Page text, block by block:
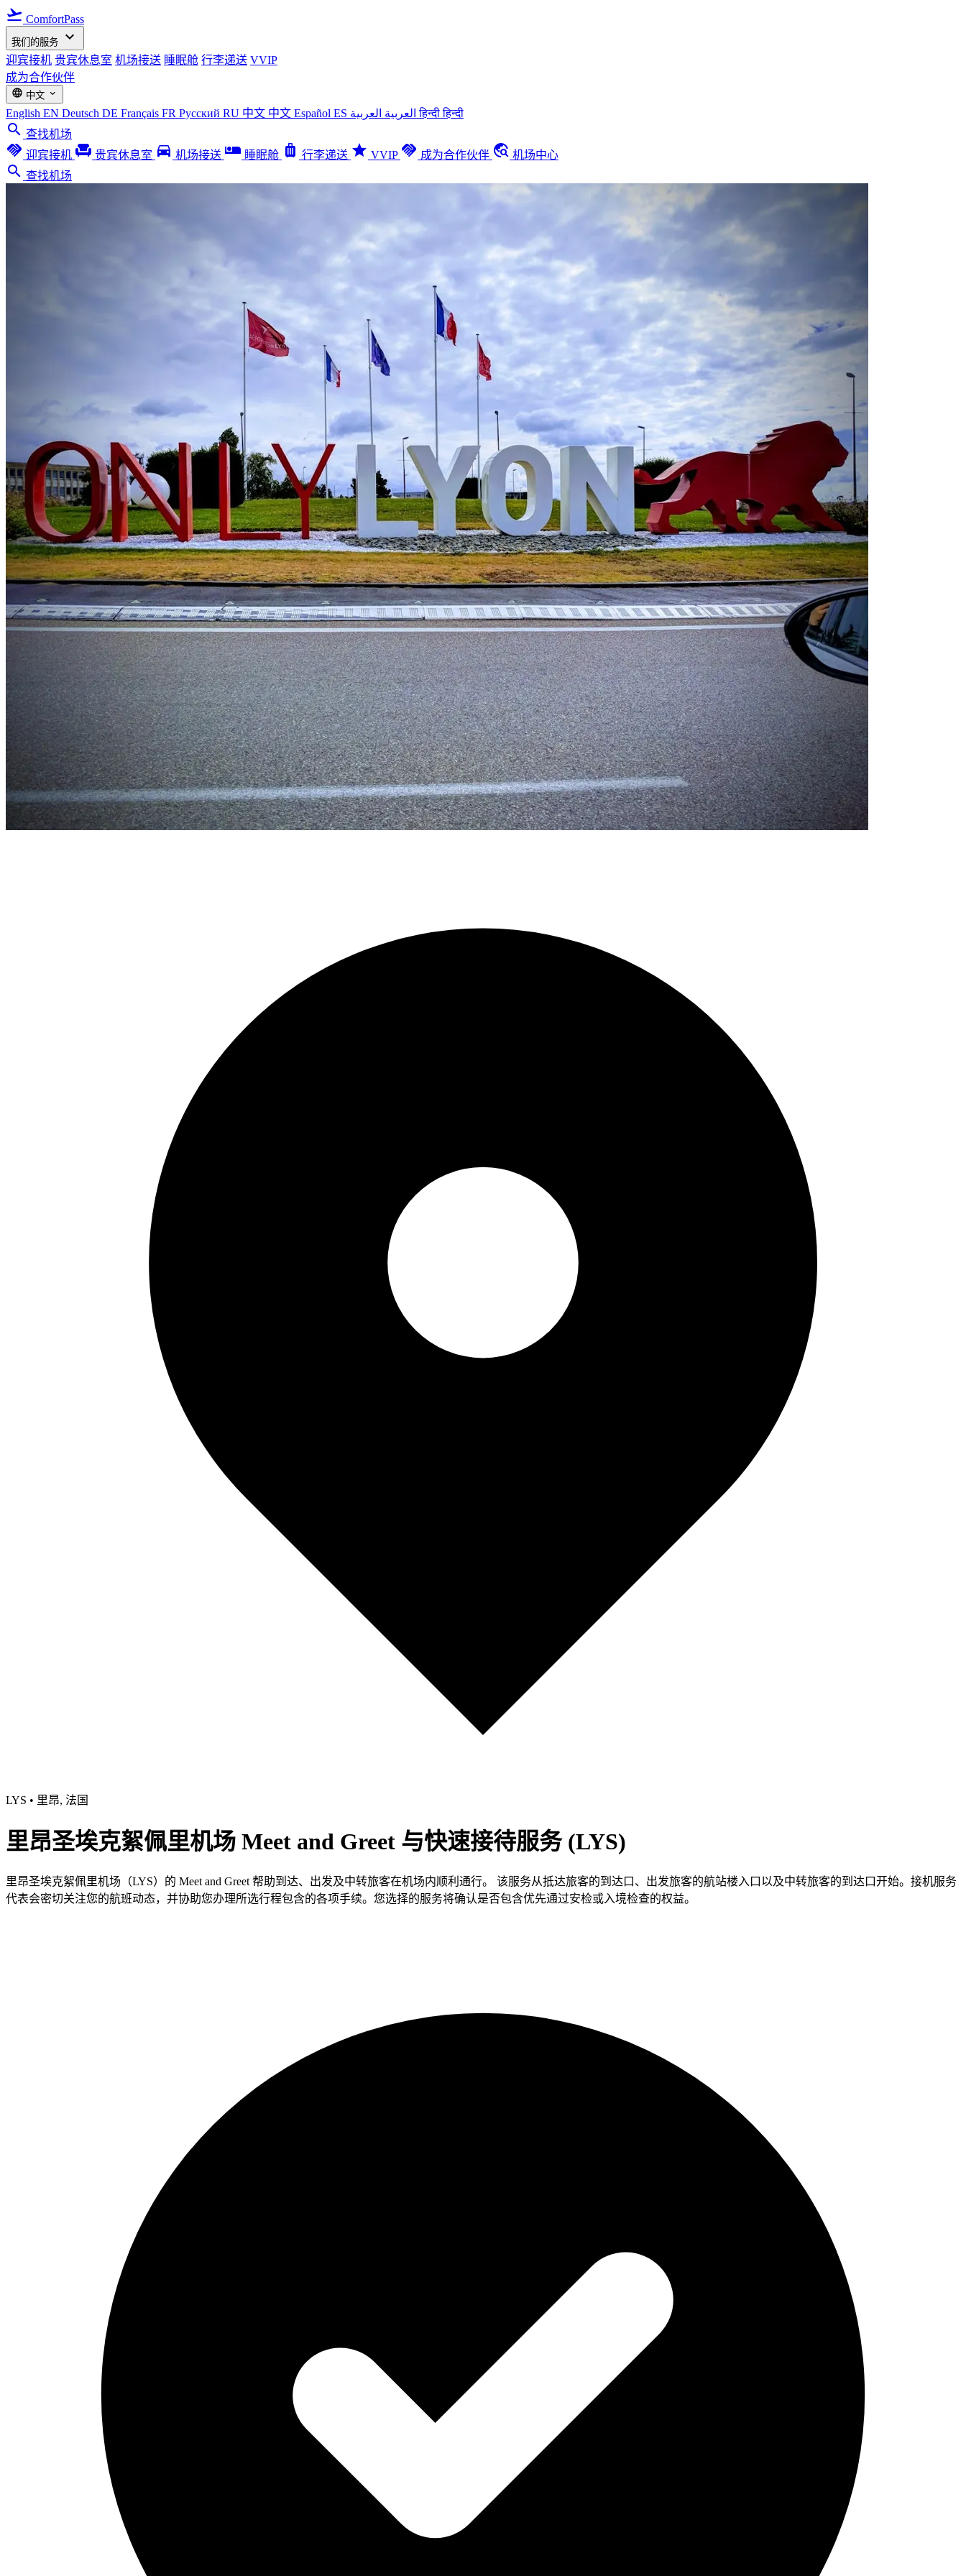
flight_takeoff ComfortPass
我们的服务 expand_more
迎宾接机 贵宾休息室 机场接送 睡眠舱 行李递送 VVIP
成为合作伙伴
language 中文 expand_more
English EN Deutsch DE Français FR Русский RU 中文 中文 Español ES العربية العربية हिन्दीहिन्दी
search 查找机场
handshake 迎宾接机 chair 贵宾休息室 directions_car 机场接送 airline_seat_individual_suite 睡眠舱 luggage 行李递送 star VVIP handshake 成为合作伙伴 travel_explore 机场中心
search 查找机场
LYS • 里昂, 法国
里昂圣埃克絮佩里机场 Meet and Greet 与快速接待服务 (LYS)
里昂圣埃克絮佩里机场（LYS）的 Meet and Greet 帮助到达、出发及中转旅客在机场内顺利通行。 该服务从抵达旅客的到达口、出发旅客的航站楼入口以及中转旅客的到达口开始。接机服务
代表会密切关注您的航班动态，并协助您办理所选行程包含的各项手续。您选择的服务将确认是否包含优先通过安检或入境检查的权益。